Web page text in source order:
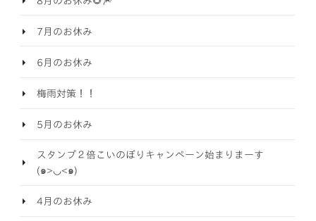
7月のお休み
6月のお休み
梅雨対策！！
5月のお休み
スタンプ２倍こいのぼりキャンペーン始まりまーす
(๑>◡<๑)
4月のお休み